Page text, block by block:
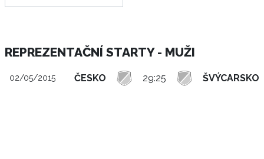
REPREZENTAČNÍ STARTY - MUŽI
02/05/2015 ČESKO 29:25 ŠVÝCARSKO